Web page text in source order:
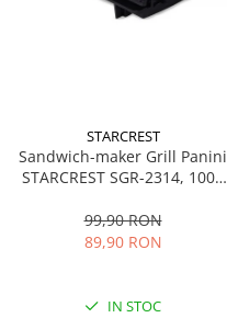
STARCREST
Sandwich-maker Grill Panini
STARCREST SGR-2314, 1000
Deschidere 180°, Suprafata
de gatire 23 x 14 cm, Negru
99,90 RON
89,90 RON
IN STOC